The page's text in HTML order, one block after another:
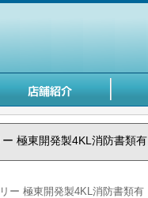
極東開発製4KL消防書類有
ー 極東開発製4KL消防書類有